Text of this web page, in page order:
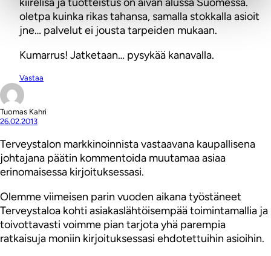
oletpa kuinka rikas tahansa, samalla stokkalla asioit
jne… palvelut ei jousta tarpeiden mukaan.
Kumarrus! Jatketaan… pysykää kanavalla.
Vastaa
Tuomas Kahri
26.02.2013
Terveystalon markkinoinnista vastaavana kaupallisena
johtajana päätin kommentoida muutamaa asiaa
erinomaisessa kirjoituksessasi.
Olemme viimeisen parin vuoden aikana työstäneet
Terveystaloa kohti asiakaslähtöisempää toimintamallia ja
toivottavasti voimme pian tarjota yhä parempia
ratkaisuja moniin kirjoituksessasi ehdotettuihin asioihin.